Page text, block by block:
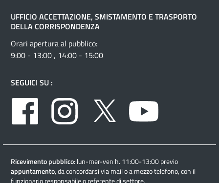
UFFICIO ACCETTAZIONE, SMISTAMENTO E TRASPORTO
DELLA CORRISPONDENZA
Orari apertura al pubblico:
9:00 - 13:00 , 14:00 - 15:00
SEGUICI SU :
Facebook
Instagram Twitter
Ricevimento pubblico: lun-mer-ven h. 11:00-13:00 previo
appuntamento, da concordarsi via mail o a mezzo telefono, con il
funzionario responsabile o referente di settore.